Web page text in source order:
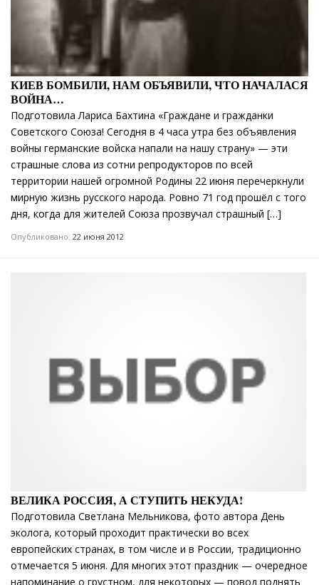
КИЕВ БОМБИЛИ, НАМ ОБЪЯВИЛИ, ЧТО НАЧАЛАСЯ
ВОЙНА…
Подготовила Лариса Бахтина «Граждане и гражданки
Советского Союза! Сегодня в 4 часа утра без объявления
войны германские войска напали на нашу страну» — эти
страшные слова из сотни репродукторов по всей
территории нашей огромной Родины 22 июня перечеркнули
мирную жизнь русского народа. Ровно 71 год прошёл с того
дня, когда для жителей Союза прозвучал страшный […]
Опубликовано: 22 июня 2012
ВЕЛИКА РОССИЯ, А СТУПИТЬ НЕКУДА!
Подготовила Светлана Мельникова, фото автора День
эколога, который проходит практически во всех
европейских странах, в том числе и в России, традиционно
отмечается 5 июня. Для многих этот праздник — очередное
напоминание о грустном, для некоторых — повод поднять